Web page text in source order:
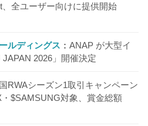
、全ユーザー向けに提供開始
ルディングス
ANAP が大型イ
2026」開催決定
RWAシーズン1取引キャンペーン
$SAMSUNG対象、賞金総額